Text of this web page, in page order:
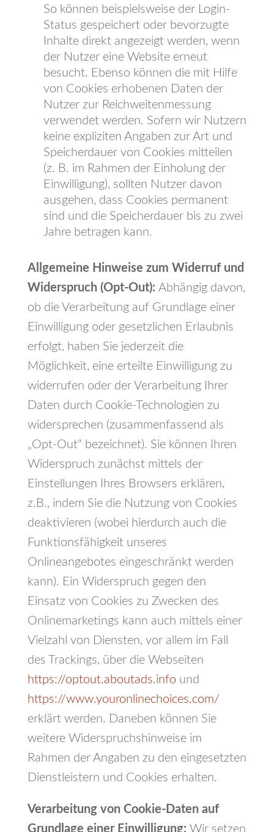
So können beispielsweise der Login-
Status gespeichert oder bevorzugte
Inhalte direkt angezeigt werden, wenn
der Nutzer eine Website erneut
besucht. Ebenso können die mit Hilfe
von Cookies erhobenen Daten der
Nutzer zur Reichweitenmessung
verwendet werden. Sofern wir Nutzern
keine expliziten Angaben zur Art und
Speicherdauer von Cookies mitteilen
(z. B. im Rahmen der Einholung der
Einwilligung), sollten Nutzer davon
ausgehen, dass Cookies permanent
sind und die Speicherdauer bis zu zwei
Jahre betragen kann.
Allgemeine Hinweise zum Widerruf und
Widerspruch (Opt-Out): Abhängig davon,
ob die Verarbeitung auf Grundlage einer
Einwilligung oder gesetzlichen Erlaubnis
erfolgt, haben Sie jederzeit die
Möglichkeit, eine erteilte Einwilligung zu
widerrufen oder der Verarbeitung Ihrer
Daten durch Cookie-Technologien zu
widersprechen (zusammenfassend als
„Opt-Out“ bezeichnet). Sie können Ihren
Widerspruch zunächst mittels der
Einstellungen Ihres Browsers erklären,
z.B., indem Sie die Nutzung von Cookies
deaktivieren (wobei hierdurch auch die
Funktionsfähigkeit unseres
Onlineangebotes eingeschränkt werden
kann). Ein Widerspruch gegen den
Einsatz von Cookies zu Zwecken des
Onlinemarketings kann auch mittels einer
Vielzahl von Diensten, vor allem im Fall
des Trackings, über die Webseiten
https://optout.aboutads.info und
https://www.youronlinechoices.com/
erklärt werden. Daneben können Sie
weitere Widerspruchshinweise im
Rahmen der Angaben zu den eingesetzten
Dienstleistern und Cookies erhalten.
Verarbeitung von Cookie-Daten auf
Grundlage einer Einwilligung: Wir setzen